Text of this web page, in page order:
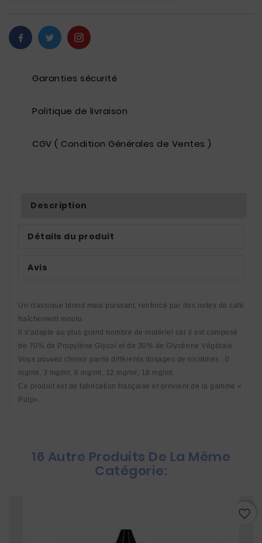
Garanties sécurité
Politique de livraison
CGV ( Condition Générales de Ventes )
Description
Détails du produit
Avis
Un classique blond mais puissant, renforcé par des notes de café
fraîchement moulu.
Il s’adapte au plus grand nombre de matériel car il est composé
de 70% de Propylène Glycol et de 30% de Glycérine Végétale.
Vous pouvez choisir parmi différents dosages de nicotines : 0
mg/ml, 3 mg/ml, 6 mg/ml, 12 mg/ml, 18 mg/ml.
Ce produit est de fabrication française et provient de la gamme «
Pulp».
16 Autre Produits De La Même
Catégorie:
favorite_border